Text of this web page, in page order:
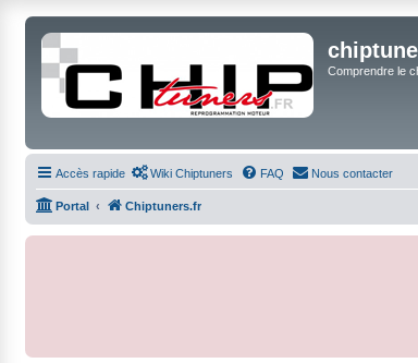
Comprendre le
Accès rapide Wiki Chiptuners FAQ Nous contacter
Portal Chiptuners.fr